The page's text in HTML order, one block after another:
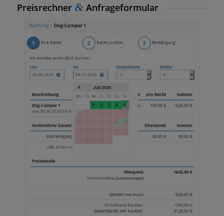
Preisrechner &Anfrageformular